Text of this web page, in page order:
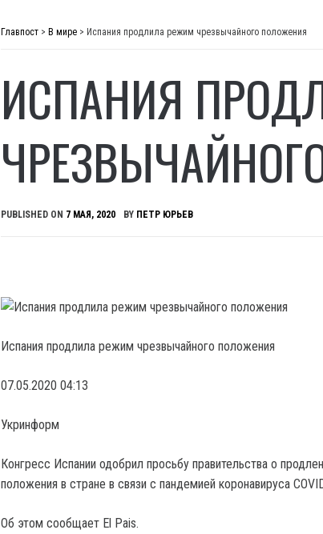
Главпост > В мире > Испания продлила режим чрезвычайного положения
ИСПАНИЯ
PUBLISHED ON 7 МАЯ, 2020 BY ПЕТР ЮРЬЕВ
Испания продлила режим чрезвычайного положения
07.05.2020 04:13
Укринформ
Конгресс Испании одобрил просьбу правительства о
положения в стране в связи с пандемией коронавируса
Об этом сообщает El Pais.